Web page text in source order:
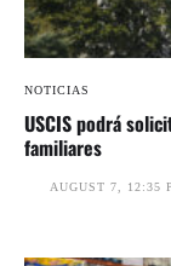
NOTICIAS
USCIS podrá
familiares
AUGUST 7, 12:35